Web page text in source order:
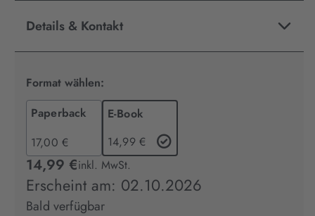
Details & Kontakt
Format wählen:
Paperback
17,00 €
E-Book
14,99 €
14,99 €inkl. MwSt.
Erscheint am: 02.10.2026
Bald verfügbar